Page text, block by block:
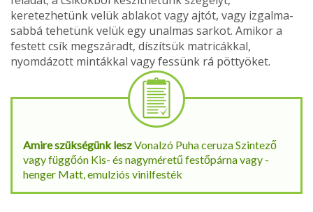
keretezhetünk velük ablakot vagy ajtót, vagy izgalma­
sabbá tehetünk velük egy unalmas sarkot. Amikor a
festett csík megszáradt, díszítsük matricákkal,
nyomdázott mintákkal vagy fessünk rá pöttyöket.
Amire szükségünk leszVonalzó Puha ceruza Szintező
vagy függőón Kis- és nagyméretű festőpárna vagy -
henger Matt, emulziós vinilfesték